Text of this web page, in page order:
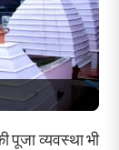
पूजा व्यवस्था भी